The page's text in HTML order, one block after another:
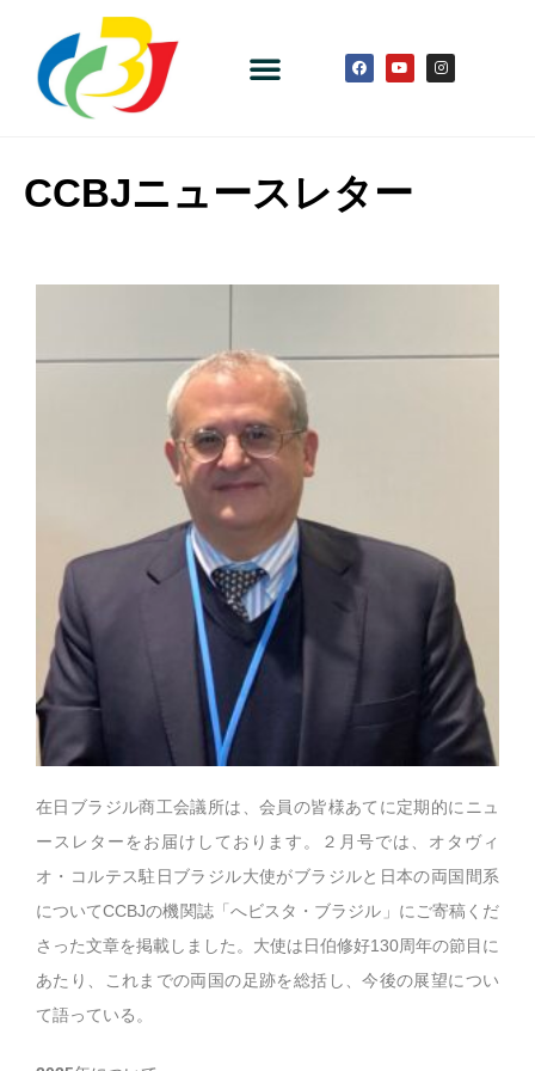
CCBJニュースレター
在日ブラジル商工会議所は、会員の皆様あてに定期的にニュ
ースレターをお届けしております。２月号では、オタヴィ
オ・コルテス駐日ブラジル大使がブラジルと日本の両国間系
についてCCBJの機関誌「へビスタ・ブラジル」にご寄稿くだ
さった文章を掲載しました。大使は日伯修好130周年の節目に
あたり、これまでの両国の足跡を総括し、今後の展望につい
て語っている。